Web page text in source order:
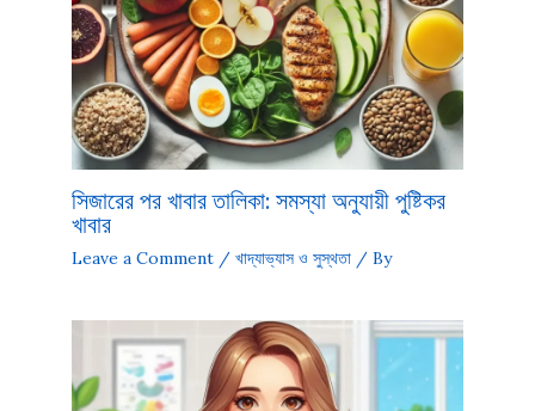
সিজারের পর খাবার তালিকা: সমস্যা অনুযায়ী পুষ্টিকর
খাবার
Leave a Comment / খাদ্যাভ্যাস ও সুস্থতা / By